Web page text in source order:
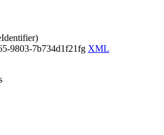
9803-7b734d1f21fg XML